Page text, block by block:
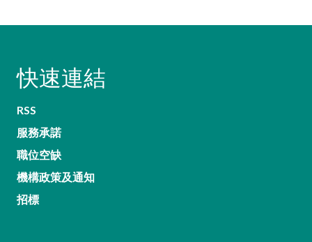
快速連結
RSS
服務承諾
職位空缺
機構政策及通知
招標